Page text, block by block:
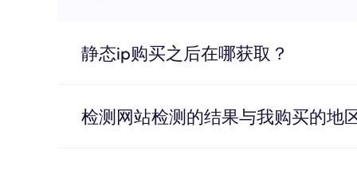
静态ip购买之后在哪获取？
检测网站检测的结果与我购买的地